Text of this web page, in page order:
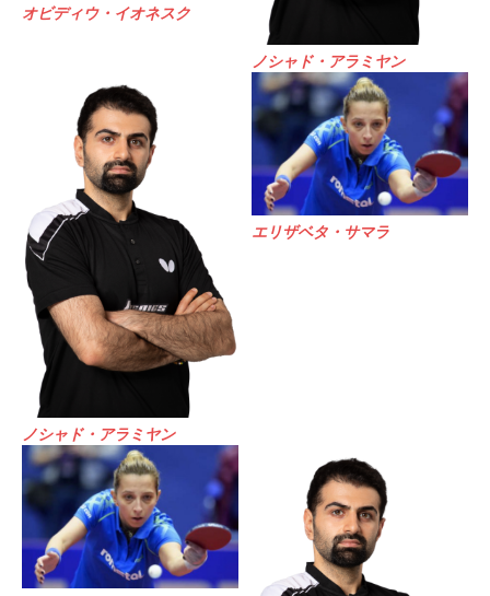
オビディウ・イオネスク
ノシャド・アラミヤン
ノシャド・アラミヤン
エリザベタ・サマラ